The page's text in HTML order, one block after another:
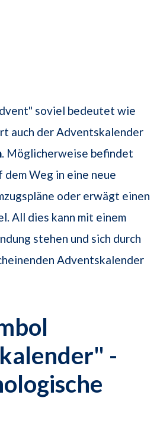
soviel bedeutet wie
auch der Adventskalender
. Möglicherweise befindet
dem Weg in eine neue
oder erwägt einen
All dies kann mit einem
stehen und sich durch
Adventskalender
-